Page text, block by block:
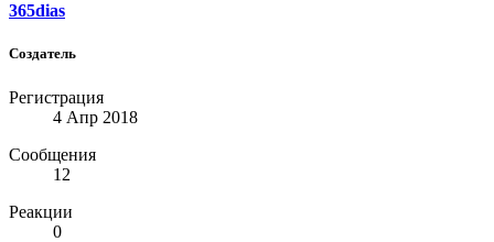
365dias
Создатель
Регистрация
4 Апр 2018
Сообщения
12
Реакции
0